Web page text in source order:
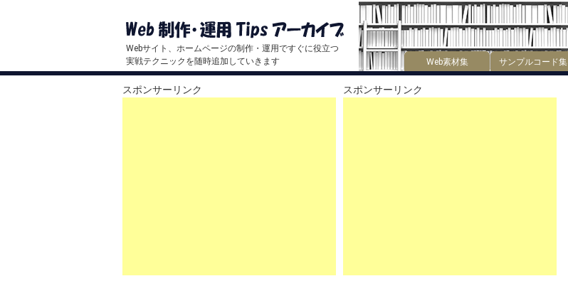
Webサイト、ホームページの制作・運用ですぐに役立つ
実戦テクニックを随時追加していきます
Web素材集 サンプルコード集
スポンサーリンク
スポンサーリンク